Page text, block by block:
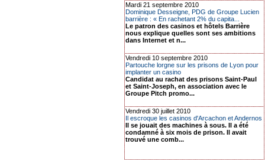
Mardi 21 septembre 2010
Dominique Desseigne, PDG de Groupe Lucien
barrière : « En rachetant 2% du capita...
Le patron des casinos et hôtels Barrière
nous explique quelles sont ses ambitions
dans Internet et n...
Vendredi 10 septembre 2010
Partouche lorgne sur les prisons de Lyon pour
implanter un casino
Candidat au rachat des prisons Saint-Paul
et Saint-Joseph, en association avec le
Groupe Pitch promo...
Vendredi 30 juillet 2010
Il escroque les casinos d'Arcachon et Andernos
Il se jouait des machines à sous. Il a été
condamné à six mois de prison. Il avait
trouvé une comb...